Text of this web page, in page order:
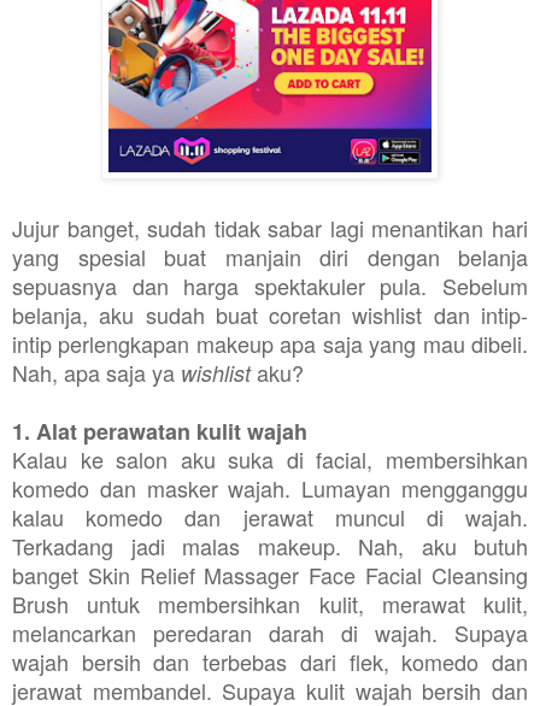
Jujur banget, sudah tidak sabar lagi menantikan hari
yang spesial buat manjain diri dengan belanja
sepuasnya dan harga spektakuler pula. Sebelum
belanja, aku sudah buat coretan wishlist dan intip-
intip perlengkapan makeup apa saja yang mau dibeli.
Nah, apa saja ya wishlistaku?
1. Alat perawatan kulit wajah
Kalau ke salon aku suka di facial, membersihkan
komedo dan masker wajah. Lumayan mengganggu
kalau komedo dan jerawat muncul di wajah.
Terkadang jadi malas makeup. Nah, aku butuh
banget Skin Relief Massager Face Facial Cleansing
Brush untuk membersihkan kulit, merawat kulit,
melancarkan peredaran darah di wajah. Supaya
wajah bersih dan terbebas dari flek, komedo dan
jerawat membandel. Supaya kulit wajah bersih dan